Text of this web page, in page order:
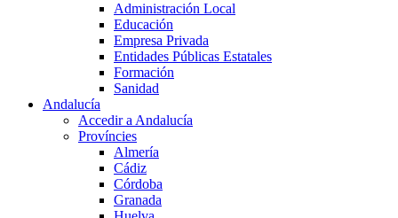
Administración Local
Educación
Empresa Privada
Entidades Públicas Estatales
Formación
Sanidad
Andalucía
Accedir a Andalucía
Províncies
Almería
Cádiz
Córdoba
Granada